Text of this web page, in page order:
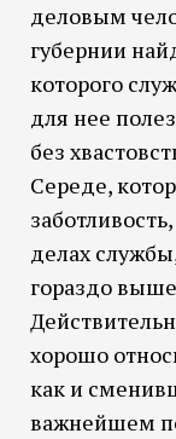
деловым
губернии
которого
для нее
без
Середе,
делах
гораздо
хорошо
как и
важнейшем